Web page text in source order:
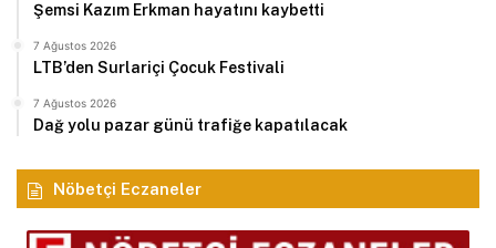
Şemsi Kazım Erkman hayatını kaybetti
7 Ağustos 2026
LTB’den Surlariçi Çocuk Festivali
7 Ağustos 2026
Dağ yolu pazar günü trafiğe kapatılacak
Nöbetçi Eczaneler